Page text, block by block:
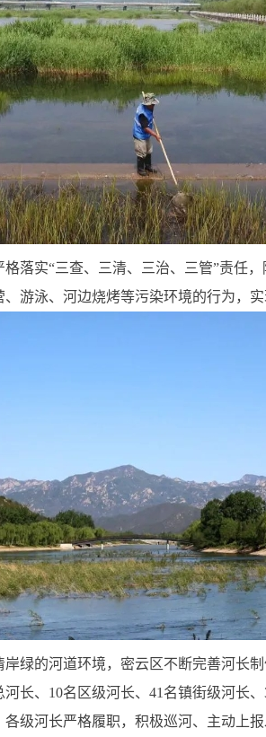
落实“三查、三清、三治、三管”责任
游泳、河边烧烤等污染环境的行为，实
绿的河道环境，密云区不断完善河长
长、10名区级河长、41名镇街级河长
级河长严格履职，积极巡河、主动上